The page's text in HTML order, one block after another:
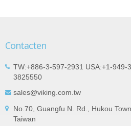
Contacten
TW:+886-3-597-2931 USA:+1-949-
3825550
sales@viking.com.tw
No.70, Guangfu N. Rd., Hukou
Taiwan